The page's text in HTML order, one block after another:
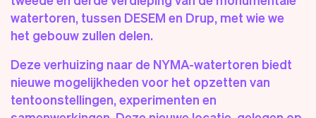
watertoren, tussen DESEM en Drup, met wie we
het gebouw zullen delen.
Deze verhuizing naar de NYMA-watertoren biedt
nieuwe mogelijkheden voor het opzetten van
tentoonstellingen, experimenten en